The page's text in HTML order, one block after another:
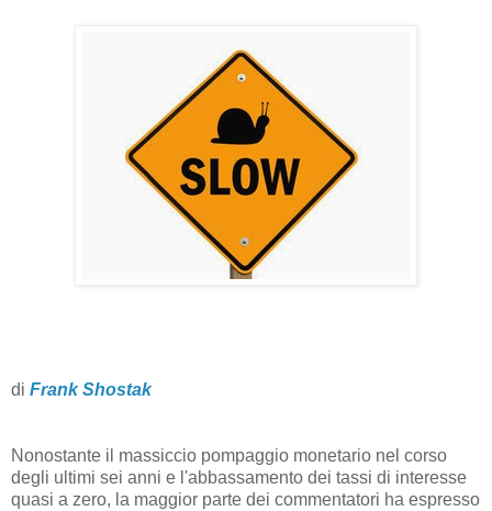
di Frank Shostak
Nonostante il massiccio pompaggio monetario nel corso
degli ultimi sei anni e l'abbassamento dei tassi di interesse
quasi a zero, la maggior parte dei commentatori ha espresso